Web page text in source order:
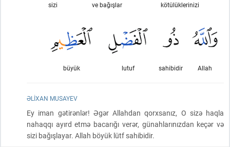
kötülüklerinizi
ve bağışlar
sizi
Allah
sahibidir
lutuf
büyük
ƏLIXAN MUSAYEV
Ey iman gətirənlər! Əgər Allahdan qorxsanız, O sizə haqla
nahaqqı ayırd etmə bacarığı verər, günahlarınızdan keçər və
sizi bağışlayar. Allah böyük lütf sahibidir.